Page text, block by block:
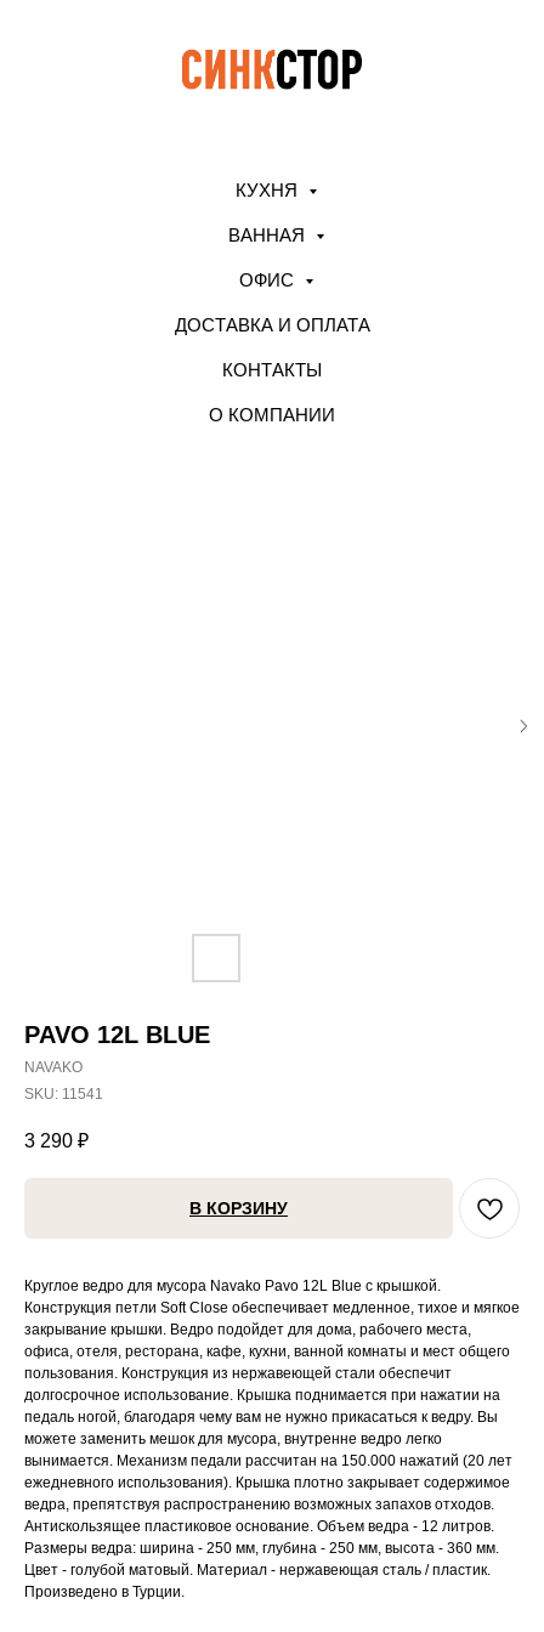
КУХНЯ
ВАННАЯ
ОФИС
ДОСТАВКА И ОПЛАТА
КОНТАКТЫ
О КОМПАНИИ
PAVO 12L BLUE
NAVAKO
SKU: 11541
3 290 ₽
В КОРЗИНУ
Круглое ведро для мусора Navako Pavo 12L Blue с крышкой.
Конструкция петли Soft Close обеспечивает медленное, тихое и мягкое
закрывание крышки. Ведро подойдет для дома, рабочего места,
офиса, отеля, ресторана, кафе, кухни, ванной комнаты и мест общего
пользования. Конструкция из нержавеющей стали обеспечит
долгосрочное использование. Крышка поднимается при нажатии на
педаль ногой, благодаря чему вам не нужно прикасаться к ведру. Вы
можете заменить мешок для мусора, внутренне ведро легко
вынимается. Механизм педали рассчитан на 150.000 нажатий (20 лет
ежедневного использования). Крышка плотно закрывает содержимое
ведра, препятствуя распространению возможных запахов отходов.
Антискользящее пластиковое основание. Объем ведра - 12 литров.
Размеры ведра: ширина - 250 мм, глубина - 250 мм, высота - 360 мм.
Цвет - голубой матовый. Материал - нержавеющая сталь / пластик.
Произведено в Турции.